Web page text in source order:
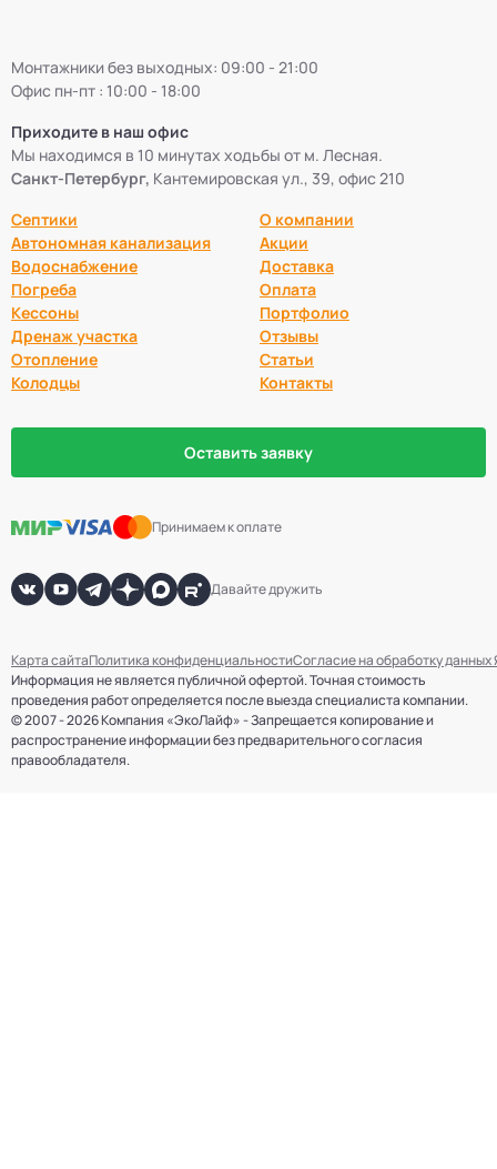
Монтажники без выходных: 09:00 - 21:00
Офис пн-пт : 10:00 - 18:00
Приходите в наш офис
Мы находимся в 10 минутах ходьбы от м. Лесная.
Санкт-Петербург, Кантемировская ул., 39, офис 210
Септики
Автономная канализация
Водоснабжение
Погреба
Кессоны
Дренаж участка
Отопление
Колодцы
О компании
Акции
Доставка
Оплата
Портфолио
Отзывы
Статьи
Контакты
Оставить заявку
Принимаем к оплате
Давайте дружить
Информация не является публичной офертой. Точная стоимость
проведения работ определяется после выезда специалиста компании.
© 2007 - 2026 Компания «ЭкоЛайф» - Запрещается копирование и
распространение информации без предварительного согласия
правообладателя.
Карта сайтаПолитика конфиденциальностиСогласие на обработку